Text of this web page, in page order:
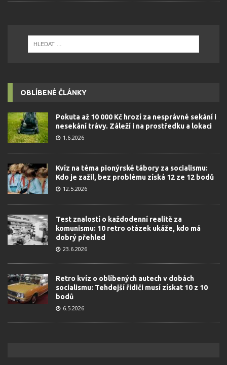
OBLÍBENÉ ČLÁNKY
Pokuta až 10 000 Kč hrozí za nesprávné sekání i
nesekání trávy. Záleží i na prostředku a lokaci
1.6.2026
Kvíz na téma pionýrské tábory za socialismu:
Kdo je zažil, bez problému získá 12 ze 12 bodů
12.5.2026
Test znalostí o každodenní realitě za
komunismu: 10 retro otázek ukáže, kdo má
dobrý přehled
23.6.2026
Retro kvíz o oblíbených autech v dobách
socialismu: Tehdejší řidiči musí získat 10 z 10
bodů
6.5.2026